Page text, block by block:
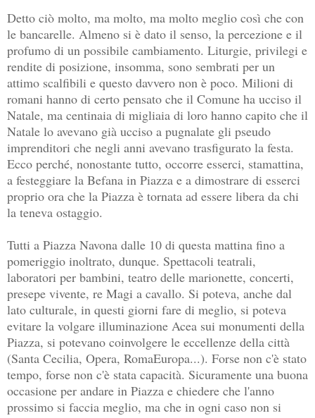
Detto ciò molto, ma molto, ma molto meglio così che con
le bancarelle. Almeno si è dato il senso, la percezione e il
profumo di un possibile cambiamento. Liturgie, privilegi e
rendite di posizione, insomma, sono sembrati per un
attimo scalfibili e questo davvero non è poco. Milioni di
romani hanno di certo pensato che il Comune ha ucciso il
Natale, ma centinaia di migliaia di loro hanno capito che il
Natale lo avevano già ucciso a pugnalate gli pseudo
imprenditori che negli anni avevano trasfigurato la festa.
Ecco perché, nonostante tutto, occorre esserci, stamattina,
a festeggiare la Befana in Piazza e a dimostrare di esserci
proprio ora che la Piazza è tornata ad essere libera da chi
la teneva ostaggio.
Tutti a Piazza Navona dalle 10 di questa mattina fino a
pomeriggio inoltrato, dunque. Spettacoli teatrali,
laboratori per bambini, teatro delle marionette, concerti,
presepe vivente, re Magi a cavallo. Si poteva, anche dal
lato culturale, in questi giorni fare di meglio, si poteva
evitare la volgare illuminazione Acea sui monumenti della
Piazza, si potevano coinvolgere le eccellenze della città
(Santa Cecilia, Opera, RomaEuropa...). Forse non c'è stato
tempo, forse non c'è stata capacità. Sicuramente una buona
occasione per andare in Piazza e chiedere che l'anno
prossimo si faccia meglio, ma che in ogni caso non si